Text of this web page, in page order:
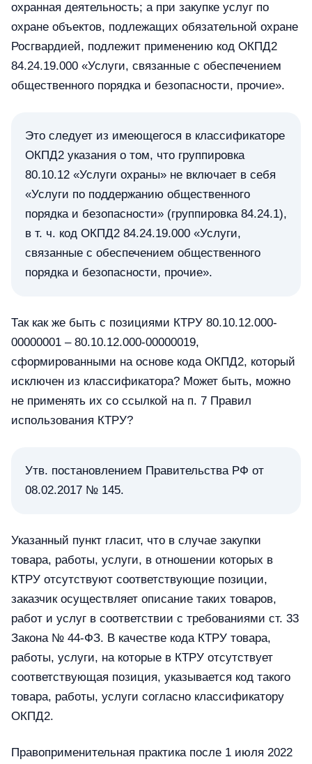
охранная деятельность; а при закупке услуг по
охране объектов, подлежащих обязательной охране
Росгвардией, подлежит применению код ОКПД2
84.24.19.000 «Услуги, связанные с обеспечением
общественного порядка и безопасности, прочие».
Это следует из имеющегося в классификаторе
ОКПД2 указания о том, что группировка
80.10.12 «Услуги охраны» не включает в себя
«Услуги по поддержанию общественного
порядка и безопасности» (группировка 84.24.1),
в т. ч. код ОКПД2 84.24.19.000 «Услуги,
связанные с обеспечением общественного
порядка и безопасности, прочие».
Так как же быть с позициями КТРУ 80.10.12.000-
00000001 – 80.10.12.000-00000019,
сформированными на основе кода ОКПД2, который
исключен из классификатора? Может быть, можно
не применять их со ссылкой на п. 7 Правил
использования КТРУ?
Утв. постановлением Правительства РФ от
08.02.2017 № 145.
Указанный пункт гласит, что в случае закупки
товара, работы, услуги, в отношении которых в
КТРУ отсутствуют соответствующие позиции,
заказчик осуществляет описание таких товаров,
работ и услуг в соответствии с требованиями ст. 33
Закона № 44-ФЗ. В качестве кода КТРУ товара,
работы, услуги, на которые в КТРУ отсутствует
соответствующая позиция, указывается код такого
товара, работы, услуги согласно классификатору
ОКПД2.
Правоприменительная практика после 1 июля 2022